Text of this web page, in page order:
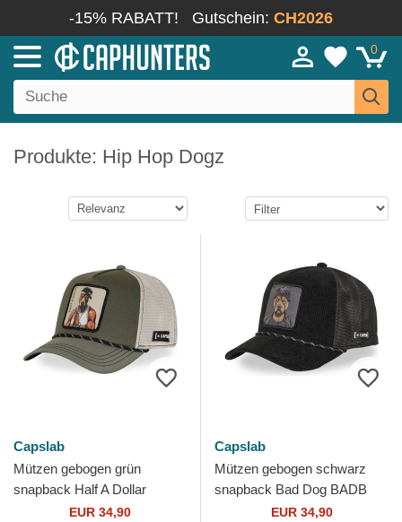
-15% RABATT! Gutschein: CH2026
0
Produkte: Hip Hop Dogz
Capslab
Mützen gebogen grün
snapback Half A Dollar
HALFB Hip Hop Dogz von
EUR 34,90
Capslab
Mützen gebogen schwarz
snapback Bad Dog BADB
Hip Hop Dogz von Capslab
EUR 34,90